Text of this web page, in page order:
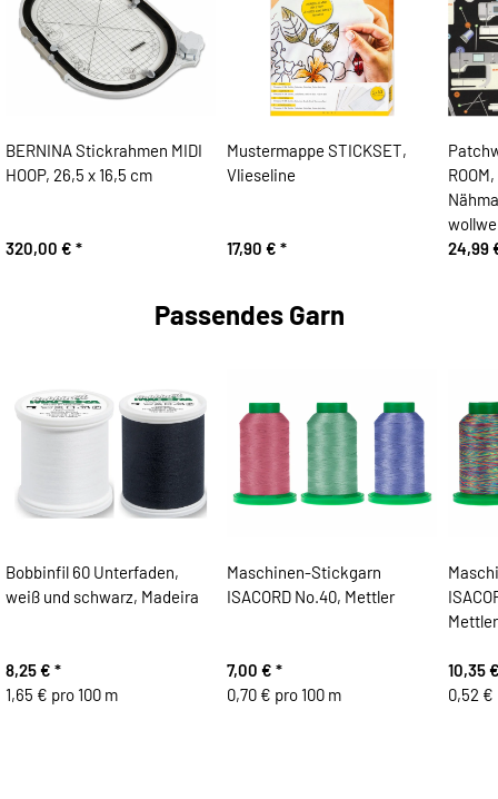
BERNINA Stickrahmen MIDI
HOOP, 26,5 x 16,5 cm
320,00 € *
Mustermappe STICKSET,
Vlieseline
17,90 € *
24,99
Passendes Garn
Bobbinfil 60 Unterfaden,
weiß und schwarz, Madeira
8,25 € *
1,65 € pro 100 m
Maschinen-Stickgarn
ISACORD No.40, Mettler
7,00 € *
0,70 € pro 100 m
Mettler
10,35
0,52 €